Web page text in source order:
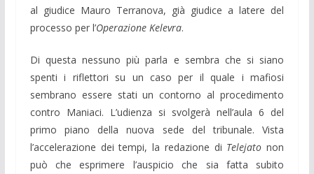
al giudice Mauro Terranova, già giudice a latere del
processo per l’Operazione Kelevra.
Di questa nessuno più parla e sembra che si siano
spenti i riflettori su un caso per il quale i mafiosi
sembrano essere stati un contorno al procedimento
contro Maniaci. L’udienza si svolgerà nell’aula 6 del
primo piano della nuova sede del tribunale. Vista
l’accelerazione dei tempi, la redazione di Telejato non
può che esprimere l’auspicio che sia fatta subito